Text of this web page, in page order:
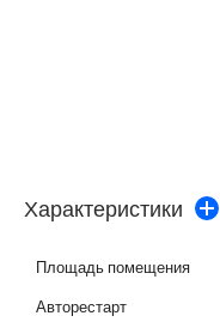
Характеристики
Площадь помещения
Авторестарт